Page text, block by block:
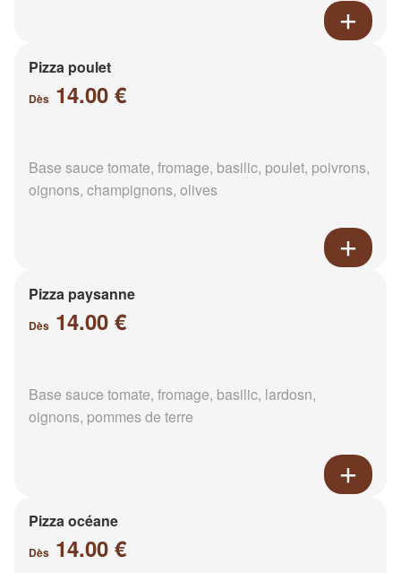
Pizza poulet
Dès 14.00 €
Base sauce tomate, fromage, basilic, poulet, poivrons,
oignons, champignons, olives
Pizza paysanne
Dès 14.00 €
Base sauce tomate, fromage, basilic, lardosn,
oignons, pommes de terre
Pizza océane
Dès 14.00 €